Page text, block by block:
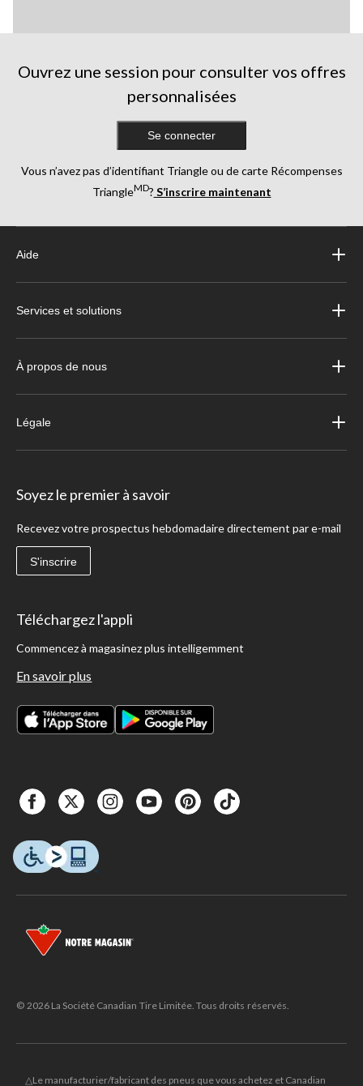
Ouvrez une session pour consulter vos offres
personnalisées
Se connecter
Vous n’avez pas d’identifiant Triangle ou de carte Récompenses
TriangleMD? S’inscrire maintenant
Aide
Services et solutions
À propos de nous
Légale
Soyez le premier à savoir
Recevez votre prospectus hebdomadaire directement par e-mail
S'inscrire
Téléchargez l'appli
Commencez à magasinez plus intelligemment
En savoir plus
© 2026 La Société Canadian Tire Limitée. Tous droits réservés.
△Le manufacturier/fabricant des pneus que vous achetez et Canadian